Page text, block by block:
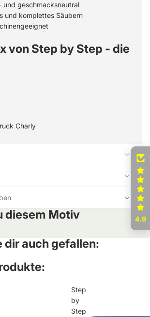
und geschmacksneutral
und komplettes Säubern
von Step by Step - die
Charly
diesem Motiv
dir auch gefallen:
Step
by
Step
4.9